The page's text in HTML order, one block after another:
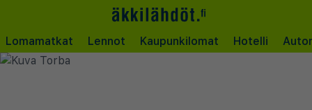
Lomamatkat Lennot Kaupunkilomat Hotelli